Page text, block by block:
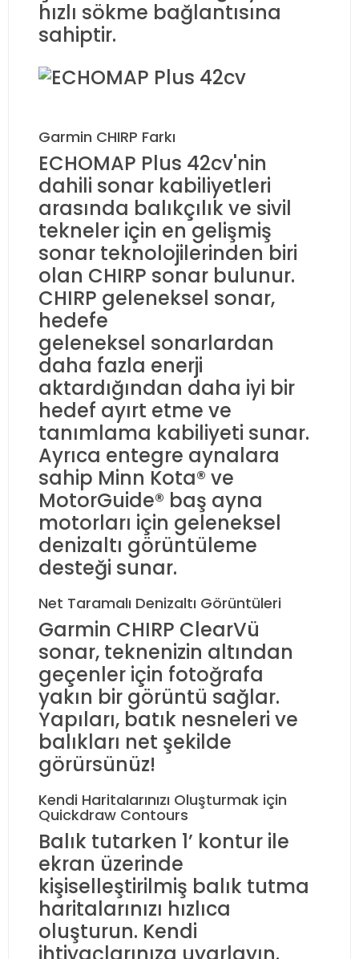
hızlı sökme bağlantısına
sahiptir.
Garmin CHIRP Farkı
ECHOMAP Plus 42cv'nin
dahili sonar kabiliyetleri
arasında balıkçılık ve sivil
tekneler için en gelişmiş
sonar teknolojilerinden biri
olan CHIRP sonar bulunur.
CHIRP geleneksel sonar,
hedefe
geleneksel sonarlardan
daha fazla enerji
aktardığından daha iyi bir
hedef ayırt etme ve
tanımlama kabiliyeti sunar.
Ayrıca entegre aynalara
sahip Minn Kota® ve
MotorGuide® baş ayna
motorları için geleneksel
denizaltı görüntüleme
desteği sunar.
Net Taramalı Denizaltı Görüntüleri
Garmin CHIRP ClearVü
sonar, teknenizin altından
geçenler için fotoğrafa
yakın bir görüntü sağlar.
Yapıları, batık nesneleri ve
balıkları net şekilde
görürsünüz!
Kendi Haritalarınızı Oluşturmak için
Quickdraw Contours
Balık tutarken 1’ kontur ile
ekran üzerinde
kişiselleştirilmiş balık tutma
haritalarınızı hızlıca
oluşturun. Kendi